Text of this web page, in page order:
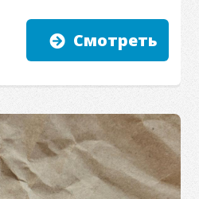
Смотреть